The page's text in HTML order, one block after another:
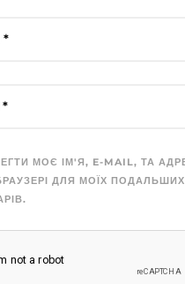
МОЄ ІМ'Я, E-MAIL, ТА
ДЛЯ МОЇХ ПОДАЛЬШИХ